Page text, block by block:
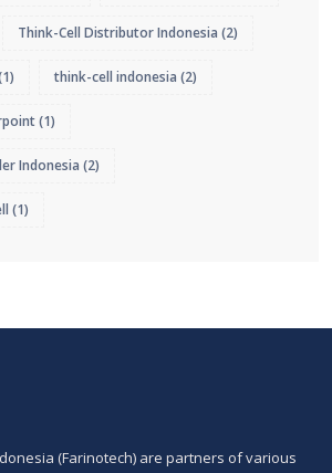
Think-Cell Distributor Indonesia (2)
think-cell indonesia (2)
(1)
Indonesia (2)
(1)
(Farinotech) are partners of various